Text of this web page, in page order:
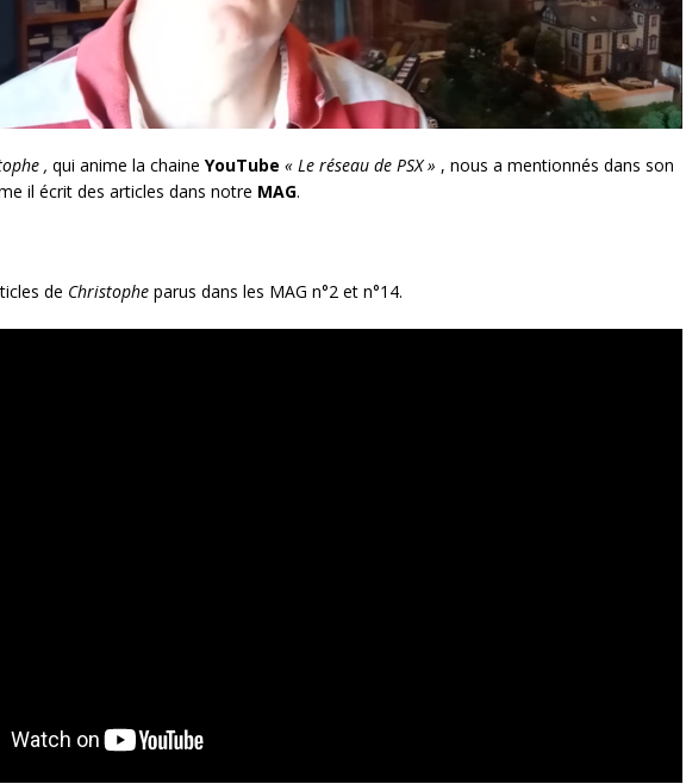
, qui anime la chaine YouTube « Le réseau de PSX » , nous a mentionnés dans son
il écrit des articles dans notre MAG.
de Christophe parus dans les MAG n°2 et n°14.